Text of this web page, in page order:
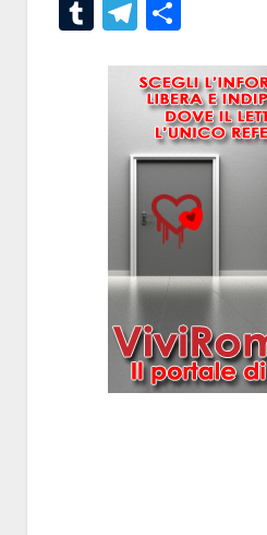
TumblrTelegram